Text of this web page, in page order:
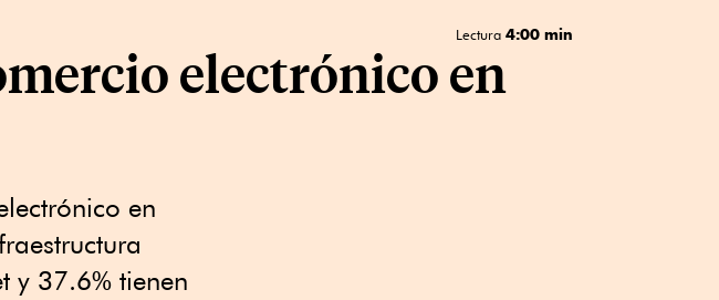
Lectura 4:00 min
electrónico en
en
y 37.6% tienen